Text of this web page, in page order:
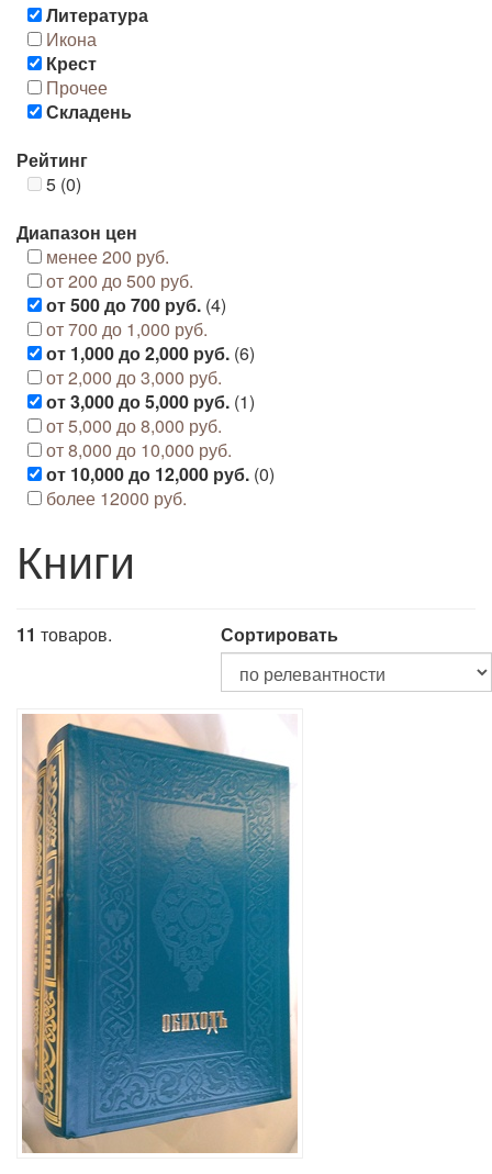
Литература
Икона
Крест
Прочее
Складень
Рейтинг
5 (0)
Диапазон цен
менее 200 руб.
от 200 до 500 руб.
от 500 до 700 руб. (4)
от 700 до 1,000 руб.
от 1,000 до 2,000 руб. (6)
от 2,000 до 3,000 руб.
от 3,000 до 5,000 руб. (1)
от 5,000 до 8,000 руб.
от 8,000 до 10,000 руб.
от 10,000 до 12,000 руб. (0)
более 12000 руб.
Книги
11 товаров. Сортировать